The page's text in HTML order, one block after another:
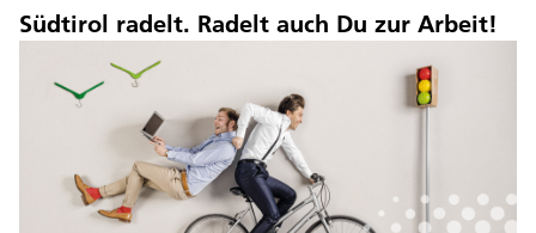
Südtirol radelt. Radelt auch Du zur Arbeit!